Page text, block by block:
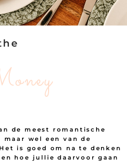
de meest romantische
maar wel een van de
is goed om na te denken
hoe jullie daarvoor gaan